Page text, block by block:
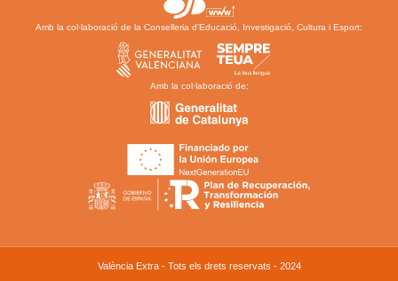
Amb la col·laboració de la Conselleria d’Educació, Investigació, Cultura i Esport:
Amb la col·laboració de:
València Extra - Tots els drets reservats - 2024